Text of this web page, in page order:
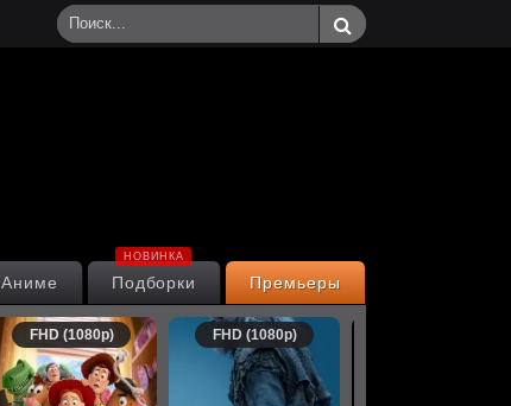
Премьеры
Подборки
НОВИНКА
Аниме
FHD (1080p) FHD (1080p)